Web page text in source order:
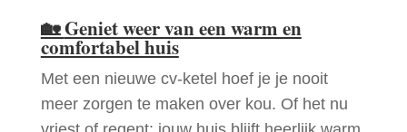
🏡Geniet weer van een warm en
comfortabel huis
Met een nieuwe cv-ketel hoef je je nooit
meer zorgen te maken over kou. Of het nu